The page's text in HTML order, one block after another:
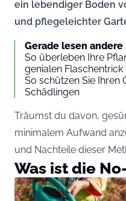
ein lebendiger Boden
und pflegeleichter
Gerade lesen andere
So überleben Ihre
genialen Flaschentrick
So schützen Sie Ihren
Schädlingen
Träumst du davon,
minimalem Aufwand
und Nachteile dieser
Was ist die